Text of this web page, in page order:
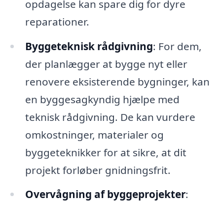
opdagelse kan spare dig for dyre
reparationer.
Byggeteknisk rådgivning: For dem,
der planlægger at bygge nyt eller
renovere eksisterende bygninger, kan
en byggesagkyndig hjælpe med
teknisk rådgivning. De kan vurdere
omkostninger, materialer og
byggeteknikker for at sikre, at dit
projekt forløber gnidningsfrit.
Overvågning af byggeprojekter: